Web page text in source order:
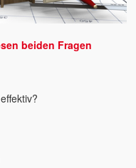
beiden Fragen